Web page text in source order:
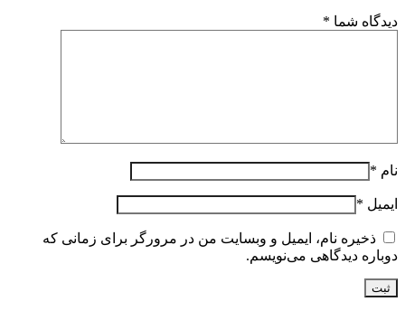
دیدگاه شما *
نام *
ایمیل *
ذخیره نام، ایمیل و وبسایت من در مرورگر برای زمانی که
دوباره دیدگاهی می‌نویسم.